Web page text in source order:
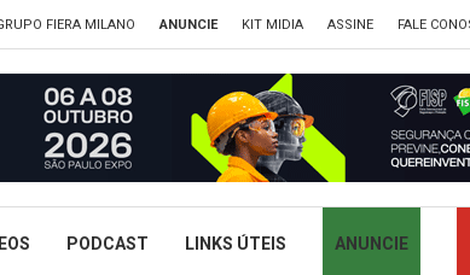
FIERA MILANO ANUNCIE KIT MIDIA ASSINE FALE
PODCAST LINKS ÚTEIS ANUNCIE